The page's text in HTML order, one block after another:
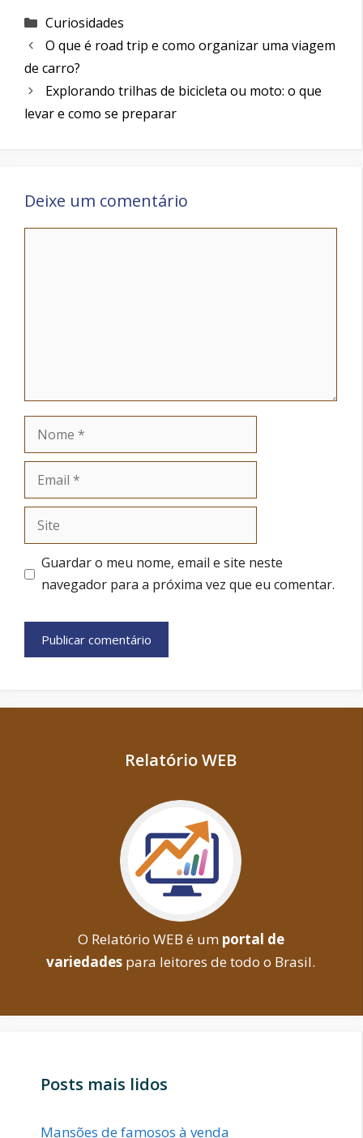
Categorias
Curiosidades
O que é road trip e como organizar uma viagem
de carro?
Explorando trilhas de bicicleta ou moto: o que
levar e como se preparar
Deixe um comentário
Nome
Email
Site
Guardar o meu nome, email e site neste
navegador para a próxima vez que eu comentar.
Relatório WEB
O Relatório WEB é um portal de
variedades para leitores de todo o Brasil.
Posts mais lidos
Mansões de famosos à venda